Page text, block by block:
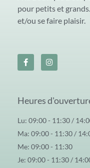
pour petits et
et/ou se faire plaisir.
Heures
Lu: 09:00 - 11:30 /
Ma: 09:00 - 11:30 /
Me: 09:00 - 11:30
Je: 09:00 - 11:30 /